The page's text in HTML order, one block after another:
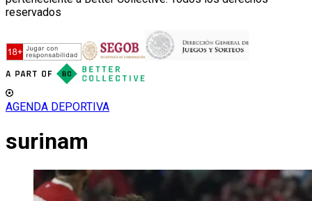
reservados
AGENDA DEPORTIVA
surinam